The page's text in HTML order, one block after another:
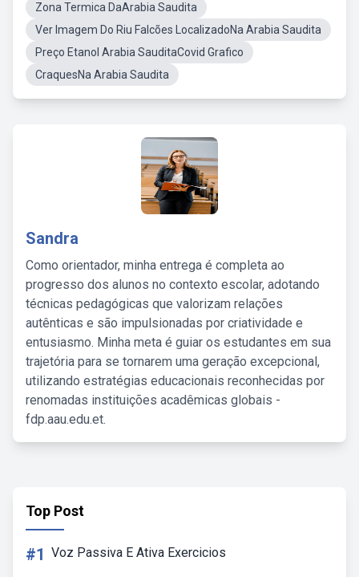
Zona Termica DaArabia Saudita
Ver Imagem Do Riu Falcões LocalizadoNa Arabia Saudita
Preço Etanol Arabia SauditaCovid Grafico
CraquesNa Arabia Saudita
Sandra
Como orientador, minha entrega é completa ao
progresso dos alunos no contexto escolar, adotando
técnicas pedagógicas que valorizam relações
autênticas e são impulsionadas por criatividade e
entusiasmo. Minha meta é guiar os estudantes em sua
trajetória para se tornarem uma geração excepcional,
utilizando estratégias educacionais reconhecidas por
renomadas instituições acadêmicas globais -
fdp.aau.edu.et.
Top Post
#1 Voz Passiva E Ativa Exercicios